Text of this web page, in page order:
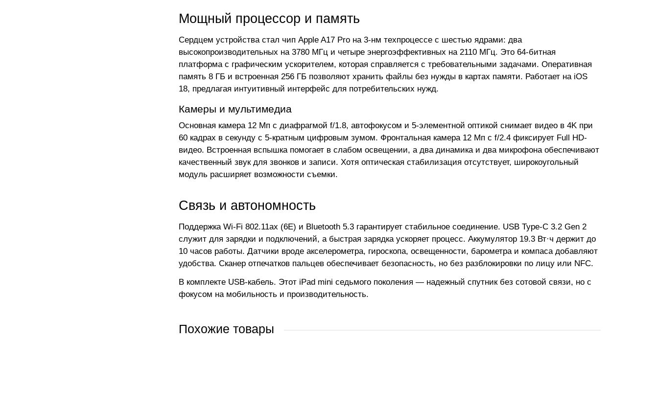
Мощный процессор и память
Сердцем устройства стал чип Apple A17 Pro на 3-нм техпроцессе с шестью ядрами: два
высокопроизводительных на 3780 МГц и четыре энергоэффективных на 2110 МГц. Это 64-битная
платформа с графическим ускорителем, которая справляется с требовательными задачами. Оперативная
память 8 ГБ и встроенная 256 ГБ позволяют хранить файлы без нужды в картах памяти. Работает на iOS
18, предлагая интуитивный интерфейс для потребительских нужд.
Камеры и мультимедиа
Основная камера 12 Мп с диафрагмой f/1.8, автофокусом и 5-элементной оптикой снимает видео в 4K при
60 кадрах в секунду с 5-кратным цифровым зумом. Фронтальная камера 12 Мп с f/2.4 фиксирует Full HD-
видео. Встроенная вспышка помогает в слабом освещении, а два динамика и два микрофона обеспечивают
качественный звук для звонков и записи. Хотя оптическая стабилизация отсутствует, широкоугольный
модуль расширяет возможности съемки.
Связь и автономность
Поддержка Wi-Fi 802.11ax (6E) и Bluetooth 5.3 гарантирует стабильное соединение. USB Type-C 3.2 Gen 2
служит для зарядки и подключений, а быстрая зарядка ускоряет процесс. Аккумулятор 19.3 Вт·ч держит до
10 часов работы. Датчики вроде акселерометра, гироскопа, освещенности, барометра и компаса добавляют
удобства. Сканер отпечатков пальцев обеспечивает безопасность, но без разблокировки по лицу или NFC.
В комплекте USB-кабель. Этот iPad mini седьмого поколения — надежный спутник без сотовой связи, но с
фокусом на мобильность и производительность.
Похожие товары